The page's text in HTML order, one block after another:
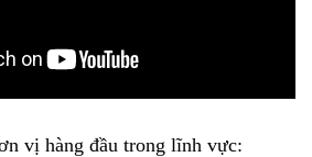
vị hàng đầu trong lĩnh vực: